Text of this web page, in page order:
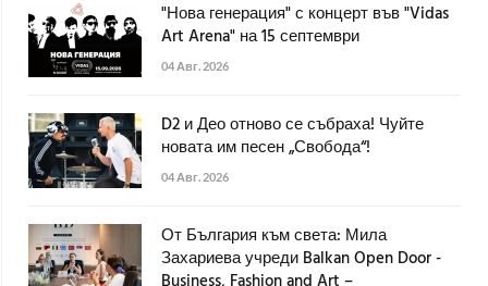
"Нова генерация" с концерт във "Vidas
Art Arena" на 15 септември
04 Авг. 2026
D2 и Део отново се събраха! Чуйте
новата им песен „Свобода“!
04 Авг. 2026
От България към света: Мила
Захариева учреди Balkan Open Door -